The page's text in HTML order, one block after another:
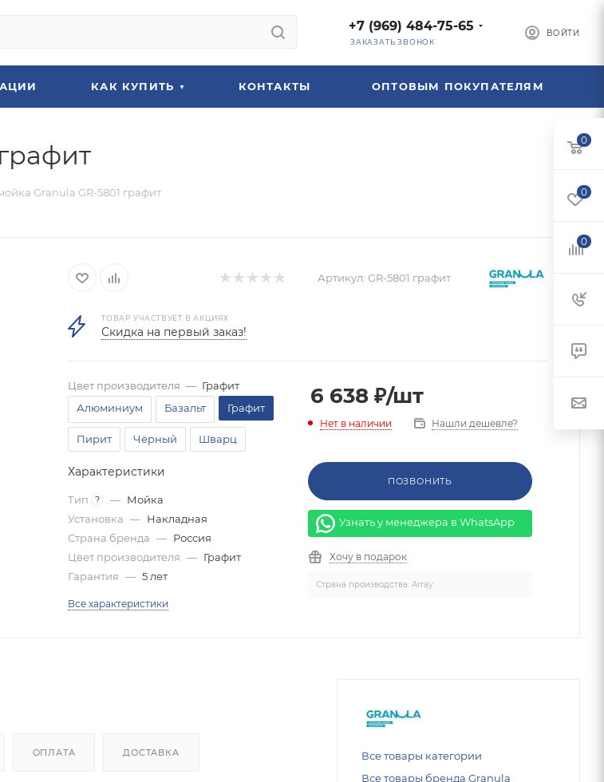
ВОЙТИ
+7 (969) 484-75-65
ЗАКАЗАТЬ ЗВОНОК
КАК КУПИТЬ КОНТАКТЫ ОПТОВЫМ ПОКУПАТЕЛЯМ
Granula GR-5801 графит
Артикул: GR-5801 графит
ТОВАР УЧАСТВУЕТ В АКЦИЯХ
Скидка на первый заказ!
Цвет производителя — Графит
Алюминиум
Базальт Графит
Пирит Чёрный Шварц
Характеристики
Тип ? — Мойка
Установка — Накладная
Страна бренда — Россия
Цвет производителя — Графит
Гарантия — 5 лет
Все характеристики
6 638 ₽/шт
Нет в наличии Нашли дешевле?
ПОЗВОНИТЬ
Узнать у менеджера в WhatsApp
Хочу в подарок
Страна производства: Array
ОПЛАТА ДОСТАВКА
Все товары категории
Все товары бренда Granula
0
0
0